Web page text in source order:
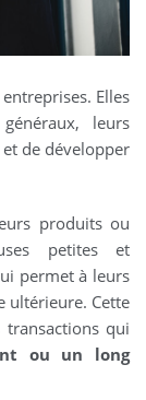
Elles
leurs
de développer
produits ou
petites et
permet à leurs
ultérieure. Cette
qui
ou un long